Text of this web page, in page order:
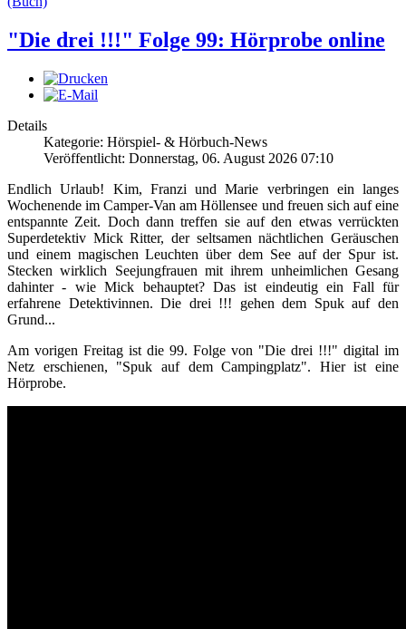
"Die drei !!!" Folge 99: Hörprobe online
Details
Kategorie: Hörspiel- & Hörbuch-News
Veröffentlicht: Donnerstag, 06. August 2026 07:10
Endlich Urlaub! Kim, Franzi und Marie verbringen ein langes
Wochenende im Camper-Van am Höllensee und freuen sich auf eine
entspannte Zeit. Doch dann treffen sie auf den etwas verrückten
Superdetektiv Mick Ritter, der seltsamen nächtlichen Geräuschen
und einem magischen Leuchten über dem See auf der Spur ist.
Stecken wirklich Seejungfrauen mit ihrem unheimlichen Gesang
dahinter - wie Mick behauptet? Das ist eindeutig ein Fall für
erfahrene Detektivinnen. Die drei !!! gehen dem Spuk auf den
Grund...
Am vorigen Freitag ist die 99. Folge von "Die drei !!!" digital im
Netz erschienen, "Spuk auf dem Campingplatz". Hier ist eine
Hörprobe.